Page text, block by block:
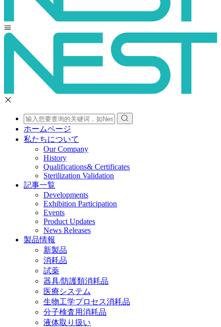
ホームページ
私たちについて
Our Company
History
Qualifications& Certificates
Sterilization Validation
記事一覧
Developments
Exhibition Participation
Events
Product Updates
News Releases
製品情報
新製品
消耗品
試薬
器具/防護類消耗品
医療システム
生物工学プロセス消耗品
分子検査用消耗品
液体取り扱い